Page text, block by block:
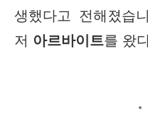
생했다고 전해졌습
저 아르바이트를 왔